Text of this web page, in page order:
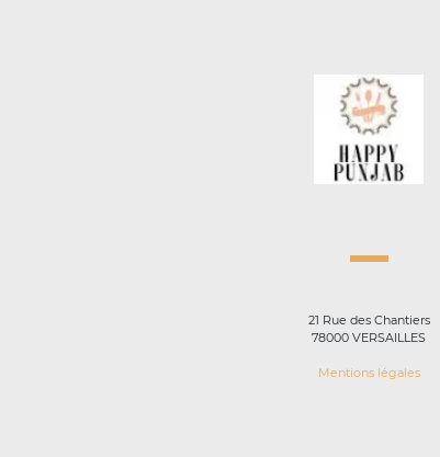
21 Rue des Chantiers
78000 VERSAILLES
Mentions légales